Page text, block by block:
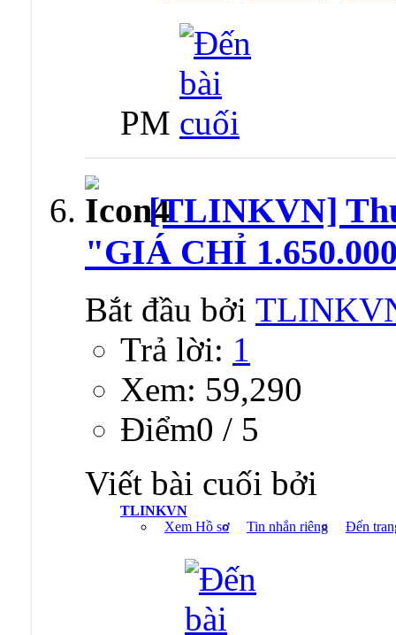
PM
[TLINKVN]
"GIÁ CHỈ
Bắt đầu bởi
Trả lời: 1
Xem: 59,290
Ðiểm0 / 5
Viết bài cuối bởi
TLINKVN
Xem Hồ sơ
Tin nhắn riêng Đến